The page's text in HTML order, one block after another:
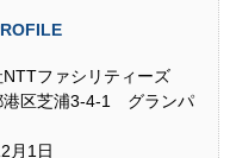
ファシリティーズ
港区芝浦3-4-1 グランパ
月1日